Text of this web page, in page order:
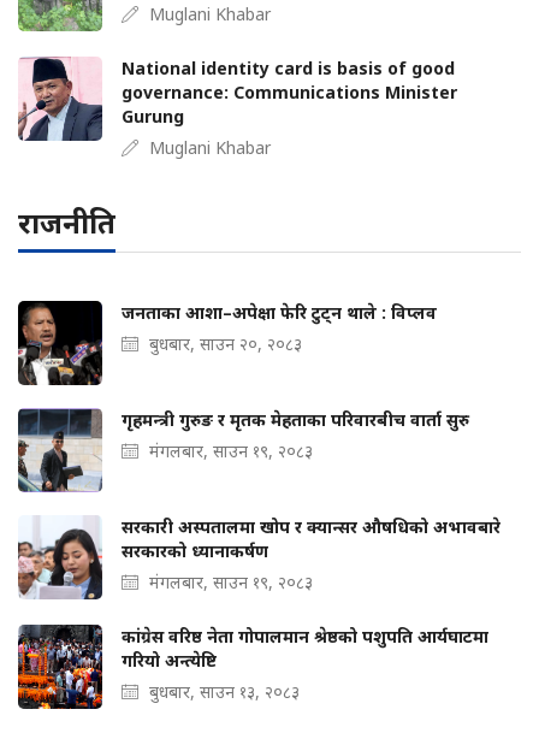
Muglani Khabar
National identity card is basis of good
governance: Communications Minister
Gurung
Muglani Khabar
राजनीति
जनताका आशा–अपेक्षा फेरि टुट्न थाले : विप्लव
बुधबार, साउन २०, २०८३
गृहमन्त्री गुरुङ र मृतक मेहताका परिवारबीच वार्ता सुरु
मंगलबार, साउन १९, २०८३
सरकारी अस्पतालमा खोप र क्यान्सर औषधिको अभावबारे
सरकारको ध्यानाकर्षण
मंगलबार, साउन १९, २०८३
कांग्रेस वरिष्ठ नेता गोपालमान श्रेष्ठको पशुपति आर्यघाटमा
गरियो अन्त्येष्टि
बुधबार, साउन १३, २०८३